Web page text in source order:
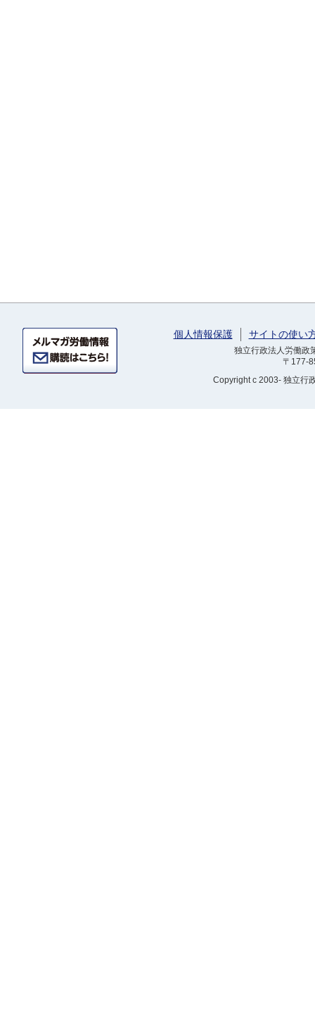
個人情報保護 サイトの使い
独立行政法人労働
〒177-
Copyrightc 2003- 独立行